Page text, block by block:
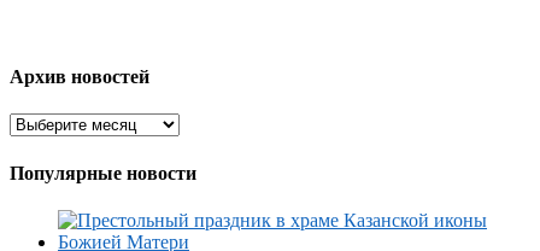
Архив новостей
Популярные новости